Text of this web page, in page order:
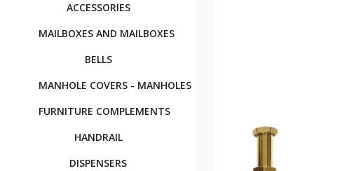
ACCESSORIES
MAILBOXES AND MAILBOXES
BELLS
MANHOLE COVERS - MANHOLES
FURNITURE COMPLEMENTS
HANDRAIL
DISPENSERS